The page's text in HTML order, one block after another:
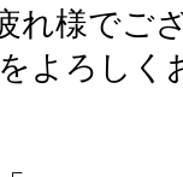
れ様でご
よろしく